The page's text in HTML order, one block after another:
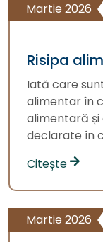
Martie 2026
Risipa
Iată care
alimentar în
alimentară și
declarate în
Citește
Martie 2026